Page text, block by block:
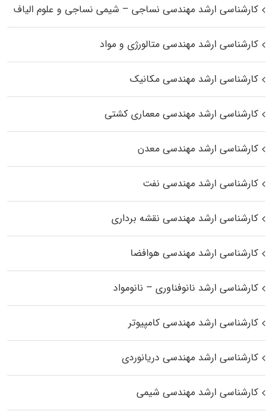
کارشناسی ارشد مهندسی نساجی – شیمی نساجی و علوم الیاف
کارشناسی ارشد مهندسی متالورژی و مواد
کارشناسی ارشد مهندسی مکانیک
کارشناسی ارشد مهندسی معماری کشتی
کارشناسی ارشد مهندسی معدن
کارشناسی ارشد مهندسی نفت
کارشناسی ارشد مهندسی نقشه برداری
کارشناسی ارشد مهندسی هوافضا
کارشناسی ارشد نانوفناوری – نانومواد
کارشناسی ارشد مهندسی کامپیوتر
کارشناسی ارشد مهندسی دریانوردی
کارشناسی ارشد مهندسی شیمی